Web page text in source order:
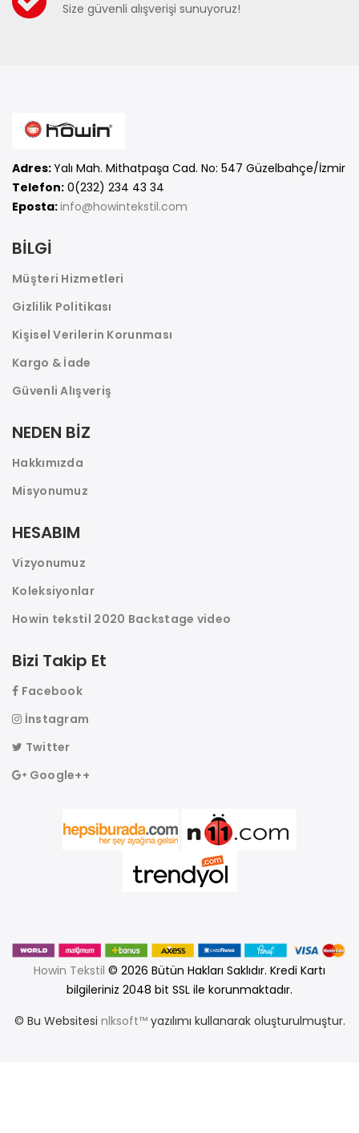
Size güvenli alışverişi sunuyoruz!
Adres:Yalı Mah. Mithatpaşa Cad. No: 547 Güzelbahçe/İzmir
Telefon: 0(232) 234 43 34
Eposta:info@howintekstil.com
BİLGİ
Müşteri Hizmetleri
Gizlilik Politikası
Kişisel Verilerin Korunması
Kargo & İade
Güvenli Alışveriş
NEDEN BİZ
Hakkımızda
Misyonumuz
HESABIM
Vizyonumuz
Koleksiyonlar
Howin tekstil 2020 Backstage video
Bizi Takip Et
Facebook
İnstagram
Twitter
Google++
Howin Tekstil © 2026 Bütün Hakları Saklıdır. Kredi Kartı
bilgileriniz 2048 bit SSL ile korunmaktadır.
© Bu Websitesi nlksoft™ yazılımı kullanarak oluşturulmuştur.